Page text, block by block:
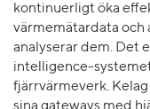
kontinuerligt öka
värmemätardata och
analyserar dem. Det
intelligence-
fjärrvärmeverk.